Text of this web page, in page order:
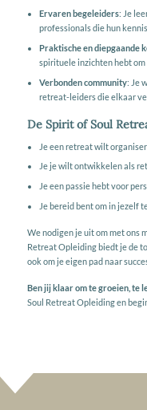
Ervaren begeleiders: Je
professionals die hun
Praktische en diepgaande
spirituele inzichten hebt
Verbonden community: Je
retreat-leiders die elkaar
De Spirit of Soul
Je een retreat wilt
Je je wilt ontwikkelen als
Je een passie hebt voor
Je bereid bent om in jezelf
We nodigen je uit om met ons
Retreat Opleiding biedt je de
ook om je eigen pad naar
Ben jij klaar om te groeien, te
Soul Retreat Opleiding en